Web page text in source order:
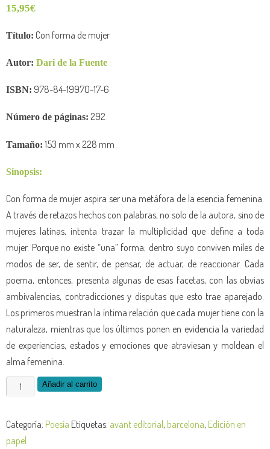
15,95€
Título: Con forma de mujer
Autor: Dari de la Fuente
ISBN: 978-84-19970-17-6
Número de páginas: 292
Tamaño: 153 mm x 228 mm
Sinopsis:
Con forma de mujer aspira ser una metáfora de la esencia femenina.
A través de retazos hechos con palabras, no solo de la autora, sino de
mujeres latinas, intenta trazar la multiplicidad que define a toda
mujer. Porque no existe “una” forma; dentro suyo conviven miles de
modos de ser, de sentir, de pensar, de actuar, de reaccionar. Cada
poema, entonces, presenta algunas de esas facetas, con las obvias
ambivalencias, contradicciones y disputas que esto trae aparejado.
Los primeros muestran la íntima relación que cada mujer tiene con la
naturaleza, mientras que los últimos ponen en evidencia la variedad
de experiencias, estados y emociones que atraviesan y moldean el
alma femenina.
Añadir al carrito
Categoría: Poesía Etiquetas: avant editorial, barcelona, Edición en
papel